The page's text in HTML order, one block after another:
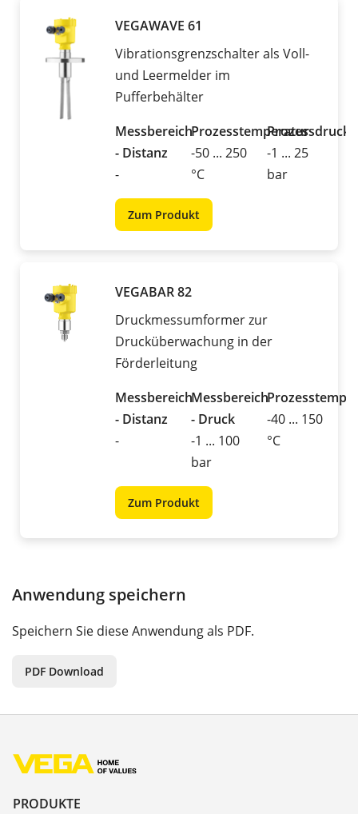
VEGAWAVE 61
Vibrationsgrenzschalter als Voll-
und Leermelder im
Pufferbehälter
Messbereich
- Distanz
-
Prozesstemperatur
-50 ... 250
°C
Prozessdruck
-1 ... 25
bar
Zum Produkt
VEGABAR 82
Druckmessumformer zur
Drucküberwachung in der
Förderleitung
Messbereich
- Distanz
-
Messbereich
- Druck
-1 ... 100
bar
-40 ... 150
°C
Zum Produkt
Anwendung speichern
Speichern Sie diese Anwendung als PDF.
PDF Download
PRODUKTE